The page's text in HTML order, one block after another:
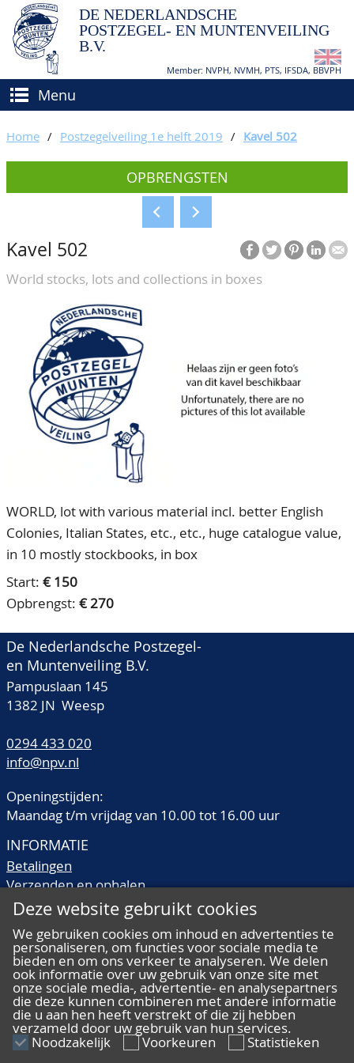
DE NEDERLANDSCHE
POSTZEGEL- EN MUNTENVEILING
B.V.
Member: NVPH, NVMH, PTS, IFSDA, BBVPH
Menu
(VER)KOPEN
Hoe verkopen?
Voorwaarden
BIEDEN
CATALOGI/OPBRENGSTEN
KEURINGSDIENST
AGENDA
OVER ONS
Ons Team
80 jarig bestaan
CONTACT
ACCOUNT
Home / Postzegelveiling 1e helft 2019 / Kavel 502
OPBRENGSTEN
Kavel 502
World stocks, lots and collections in boxes
WORLD, lot with various material incl. better English
Colonies, Italian States, etc., etc., huge catalogue value,
in 10 mostly stockbooks, in box
Start: € 150
Opbrengst: € 270
De Nederlandsche Postzegel-
en Muntenveiling B.V.
Pampuslaan 145
1382 JN Weesp
0294 433 020
info@npv.nl
Openingstijden:
Maandag t/m vrijdag van 10.00 tot 16.00 uur
INFORMATIE
Betalingen
Verzenden en ophalen
Veilingtermen
Kwaliteitsomschrijvingen
Veelgestelde vragen
ALGEMEEN
Deze website gebruikt cookies
We gebruiken cookies om inhoud en advertenties te
personaliseren, om functies voor sociale media te
bieden en om ons verkeer te analyseren. We delen
ook informatie over uw gebruik van onze site met
onze sociale media-, advertentie- en analysepartners
die deze kunnen combineren met andere informatie
die u aan hen heeft verstrekt of die zij hebben
verzameld door uw gebruik van hun services.
Noodzakelijk Voorkeuren
Statistieken